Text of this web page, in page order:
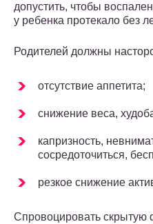
допустить, чтобы
у ребенка протекало без
Родителей должны
отсутствие аппетита;
снижение веса,
капризность,
сосредоточиться,
резкое снижение
Спровоцировать скрытую